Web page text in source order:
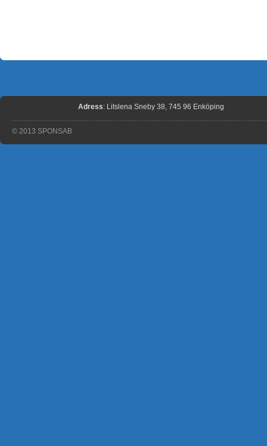
Adress: Litslena Sneby 38, 745 96 Enköping
© 2013 SPONSAB